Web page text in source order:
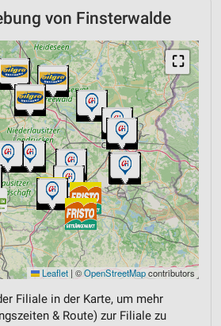
von Finsterwalde
⛶
Leaflet | ©OpenStreetMapcontributors
Filiale in der Karte, um mehr
& Route) zur Filiale zu